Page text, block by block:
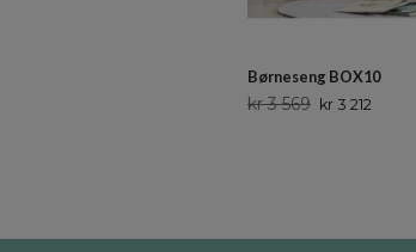
Børneseng BOX10
kr 3 569 kr 3 212